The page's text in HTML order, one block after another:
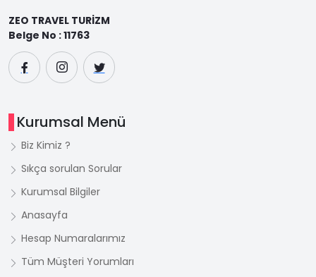
ZEO TRAVEL TURİZM
Belge No : 11763
Kurumsal Menü
Biz Kimiz ?
Sıkça sorulan Sorular
Kurumsal Bilgiler
Anasayfa
Hesap Numaralarımız
Tüm Müşteri Yorumları